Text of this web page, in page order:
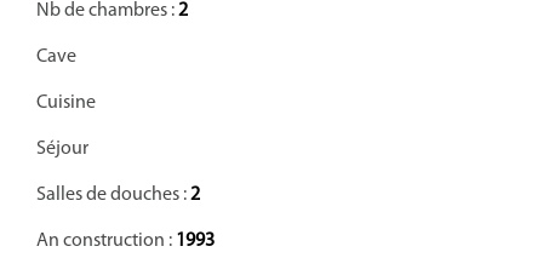
Nb de chambres :2
Cave
Cuisine
Séjour
Salles de douches :2
An construction : 1993